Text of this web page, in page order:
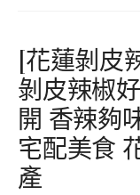
[花蓮剝皮
剝皮辣椒
開 香辣夠
宅配美食
產